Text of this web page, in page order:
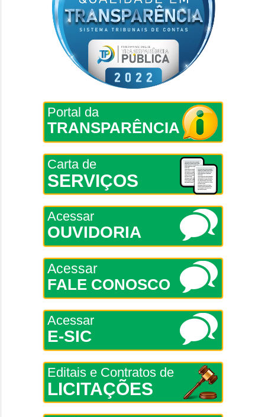
Portal da
TRANSPARÊNCIA
Carta de
SERVIÇOS
Acessar
OUVIDORIA
Acessar
FALE CONOSCO
Acessar
E-SIC
Editais e Contratos de
LICITAÇÕES